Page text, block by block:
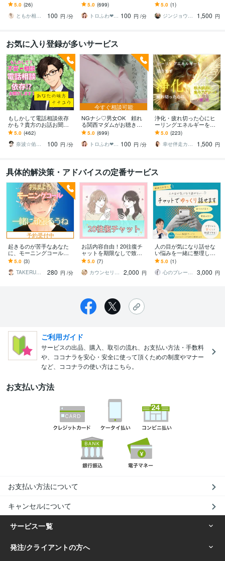
ます 誰にも言えない気持
ち、責めずにゆっくり受
け止めます
5.0 (26)
ともか相談室
100 円 /分
ます ♡貴方はロケット♡
エネルギーの発射基地♡N
ATSUKO♡
5.0 (699)
トロふわ❤なつこ 100 円 /分
電話が苦手な方へ。テキ
ストで相談・壁打ちしま
しょう。
5.0 (1)
ジンジョウ｜AIで人生を楽にするおっさん
1,500 円
お気に入り登録が多いサービス
もしかして電話相談依存
かも？貴方のお話お聞き
します 繰り返す不安と相
談のループ 安心したい
気持ちを整える時間に！
5.0 (462)
奈波☆佑弥 ✨あなたの味方 ナナユウ✨
100 円 /分
今すぐ相談可能
NGナシ♡男女OK 頼れ
る関西マダムがお聴きし
ます ♡貴方はロケット♡
エネルギーの発射基地♡N
ATSUKO♡
5.0 (699)
トロふわ❤なつこ 100 円 /分
浄化・疲れ切った心にヒ
ーリングエネルギーを送
ります 万物を癒す/オー
ラ・チャクラ調整/根本原
因に集中アプローチ
5.0 (223)
幸せ伴走カウンセラー⭐︎H・RAMIII
1,500 円
具体的解決策・アドバイスの定番サービス
予約受付中
起きるのが苦手なあなた
に、モーニングコールし
ます アラームを10個かけ
ても起きられない人ほど
私を頼ってください
5.0 (3)
TAKERU〜男の本音〜
280 円 /分
お話内容自由！20往復チ
ャットを期限なしで致し
ます 仕事·転職·人間関係·
キャリア·恋愛·結婚·離婚·
話し相手
5.0 (7)
カウンセリング＆コーチングルーム ミモザ
2,000 円
人の目が気になり話せな
い悩みを一緒に整理しま
す 電話が苦手でも大丈
夫。あなたのペースで気
持ちを整理します
5.0 (1)
心のブレーキ解放カウンセラー 岩本拓也
3,000 円
ご利用ガイド
サービスの出品、購入、取引の流れ、お支払い方法・手数料
や、ココナラを安心・安全に使って頂くための制度やマナー
など、ココナラの使い方はこちら。
お支払い方法
お支払い方法について
キャンセルについて